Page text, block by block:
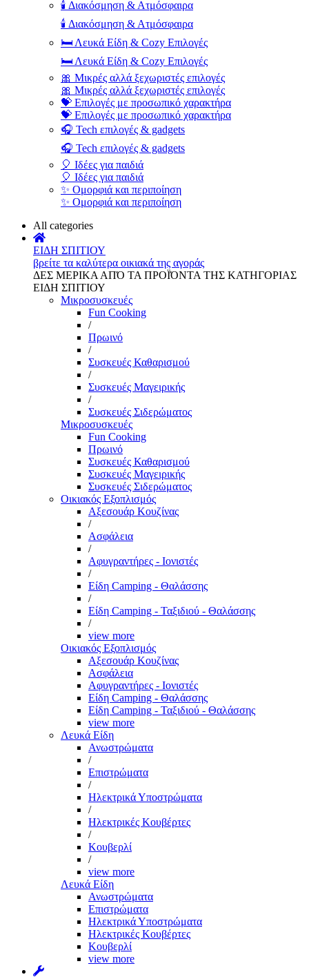
🕯️ Διακόσμηση & Ατμόσφαιρα
🕯️ Διακόσμηση & Ατμόσφαιρα
🛏️ Λευκά Είδη & Cozy Επιλογές
🛏️ Λευκά Είδη & Cozy Επιλογές
🎀 Μικρές αλλά ξεχωριστές επιλογές
🎀 Μικρές αλλά ξεχωριστές επιλογές
💝 Επιλογές με προσωπικό χαρακτήρα
💝 Επιλογές με προσωπικό χαρακτήρα
🎧 Tech επιλογές & gadgets
🎧 Tech επιλογές & gadgets
🎈 Ιδέες για παιδιά
🎈 Ιδέες για παιδιά
✨ Ομορφιά και περιποίηση
✨ Ομορφιά και περιποίηση
All categories
ΕΙΔΗ ΣΠΙΤΙΟΥ
βρείτε τα καλύτερα οικιακά της αγοράς
ΔΕΣ ΜΕΡΙΚΑ ΑΠΌ ΤΑ ΠΡΟΪΌΝΤΑ ΤΗΣ ΚΑΤΗΓΟΡΙΑΣ
ΕΙΔΗ ΣΠΙΤΙΟΥ
Μικροσυσκευές
Fun Cooking
/
Πρωινό
/
Συσκευές Καθαρισμού
/
Συσκευές Μαγειρικής
/
Συσκευές Σιδερώματος
Μικροσυσκευές
Fun Cooking
Πρωινό
Συσκευές Καθαρισμού
Συσκευές Μαγειρικής
Συσκευές Σιδερώματος
Οικιακός Εξοπλισμός
Αξεσουάρ Κουζίνας
/
Ασφάλεια
/
Αφυγραντήρες - Ιονιστές
/
Είδη Camping - Θαλάσσης
/
Είδη Camping - Ταξιδιού - Θαλάσσης
/
view more
Οικιακός Εξοπλισμός
Αξεσουάρ Κουζίνας
Ασφάλεια
Αφυγραντήρες - Ιονιστές
Είδη Camping - Θαλάσσης
Είδη Camping - Ταξιδιού - Θαλάσσης
view more
Λευκά Είδη
Ανωστρώματα
/
Επιστρώματα
/
Ηλεκτρικά Υποστρώματα
/
Ηλεκτρικές Κουβέρτες
/
Κουβερλί
/
view more
Λευκά Είδη
Ανωστρώματα
Επιστρώματα
Ηλεκτρικά Υποστρώματα
Ηλεκτρικές Κουβέρτες
Κουβερλί
view more